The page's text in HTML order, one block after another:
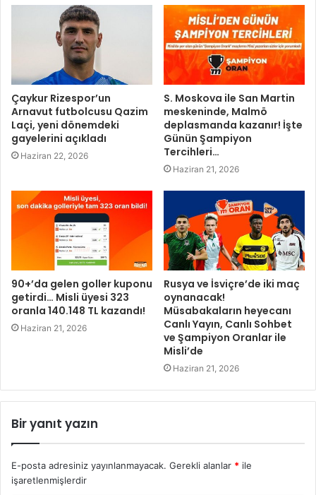
Çaykur Rizespor’un
Arnavut futbolcusu Qazim
Laçi, yeni dönemdeki
gayelerini açıkladı
Haziran 22, 2026
S. Moskova ile San Martin
meskeninde, Malmö
deplasmanda kazanır! İşte
Günün Şampiyon
Tercihleri…
Haziran 21, 2026
90+’da gelen goller kuponu
getirdi… Misli üyesi 323
oranla 140.148 TL kazandı!
Haziran 21, 2026
Rusya ve İsviçre’de iki maç
oynanacak!
Müsabakaların heyecanı
Canlı Yayın, Canlı Sohbet
ve Şampiyon Oranlar ile
Misli’de
Haziran 21, 2026
Bir yanıt yazın
E-posta adresiniz yayınlanmayacak. Gerekli alanlar * ile
işaretlenmişlerdir